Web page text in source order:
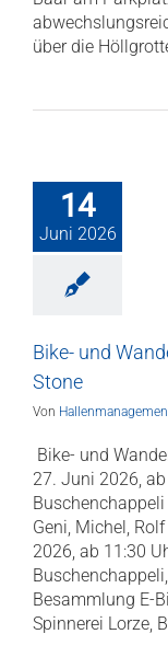
über die
14
Juni 2026
Bike- und
Stone
Von
Bike- und
27. Juni 2026,
Geni, Michel,
2026, ab 11:30
Besammlung E-
Spinnerei Lorze,